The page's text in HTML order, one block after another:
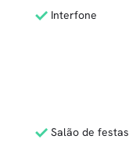
Interfone
Salão de festas